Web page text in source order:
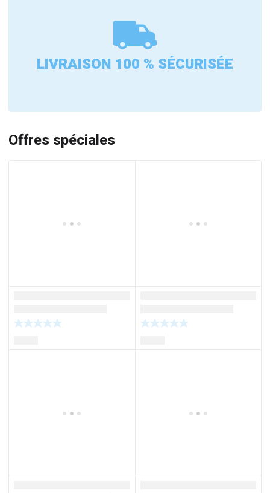
LIVRAISON 100 % SÉCURISÉE
Offres spéciales